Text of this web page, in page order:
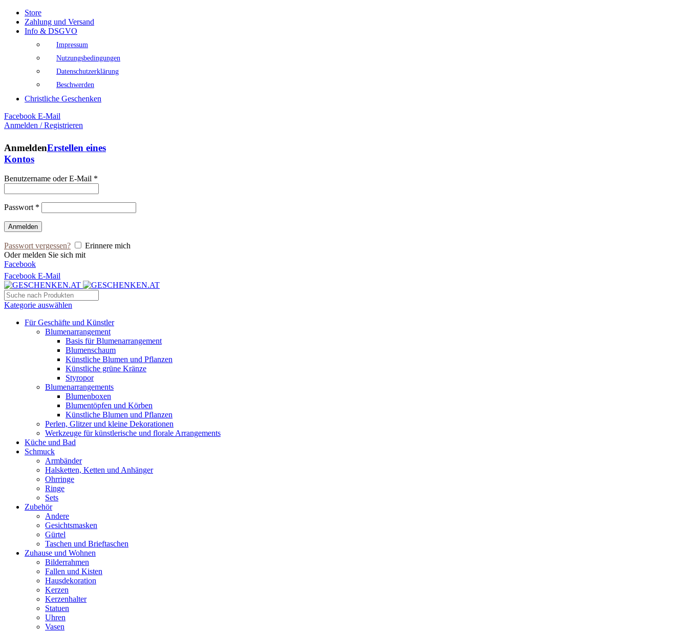
Store
Zahlung und Versand
Info & DSGVO
Impressum
Nutzungsbedingungen
Datenschutzerklärung
Beschwerden
Christliche Geschenken
Facebook E-Mail
Anmelden / Registrieren
AnmeldenErstellen eines
Kontos
Benutzername oder E-Mail *
Passwort *
Anmelden
Passwort vergessen?
Erinnere mich
Oder melden Sie sich mit
Facebook
Facebook E-Mail
Kategorie auswählen
Für Geschäfte und Künstler
Blumenarrangement
Basis für Blumenarrangement
Blumenschaum
Künstliche Blumen und Pflanzen
Künstliche grüne Kränze
Styropor
Blumenarrangements
Blumenboxen
Blumentöpfen und Körben
Künstliche Blumen und Pflanzen
Perlen, Glitzer und kleine Dekorationen
Werkzeuge für künstlerische und florale Arrangements
Küche und Bad
Schmuck
Armbänder
Halsketten, Ketten und Anhänger
Ohrringe
Ringe
Sets
Zubehör
Andere
Gesichtsmasken
Gürtel
Taschen und Brieftaschen
Zuhause und Wohnen
Bilderrahmen
Fallen und Kisten
Hausdekoration
Kerzen
Kerzenhalter
Statuen
Uhren
Vasen